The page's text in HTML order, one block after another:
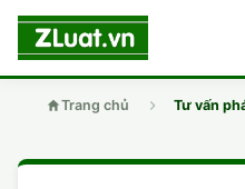
Trang chủ Tư vấn